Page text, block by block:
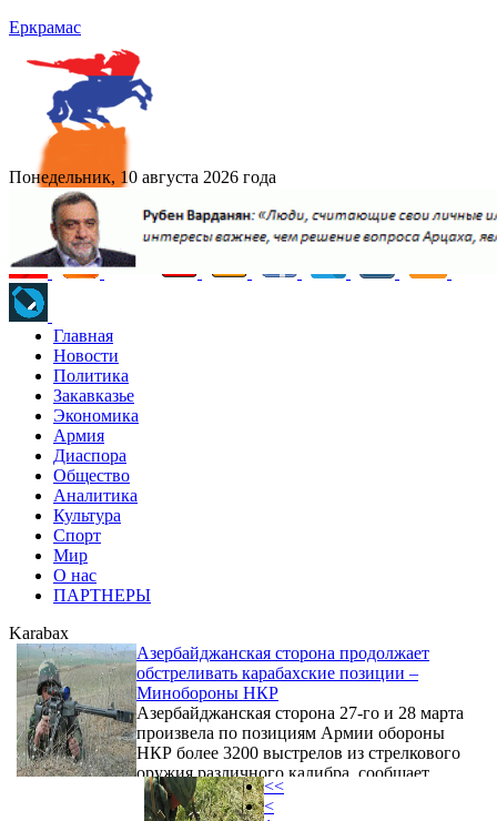
Еркрамас
Понедельник, 10 августа 2026 года
Главная
Новости
Политика
Закавказье
Экономика
Армия
Диаспора
Общество
Аналитика
Культура
Спорт
Мир
О нас
ПАРТНЕРЫ
Karabax
Азербайджанская сторона продолжает
обстреливать карабахские позиции –
Минобороны НКР
Азербайджанская сторона 27-го и 28 марта
произвела по позициям Армии обороны
НКР более 3200 выстрелов из стрелкового
оружия различного калибра, сообщает
пресс-служба Министерства обороны НКР.
<<
<